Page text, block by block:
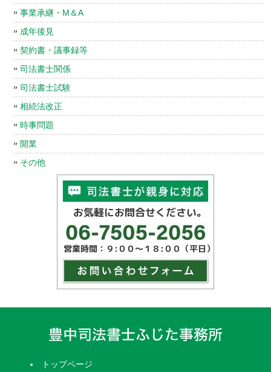
事業承継・M＆A
成年後見
契約書・議事録等
司法書士関係
司法書士試験
相続法改正
時事問題
開業
その他
トップページ